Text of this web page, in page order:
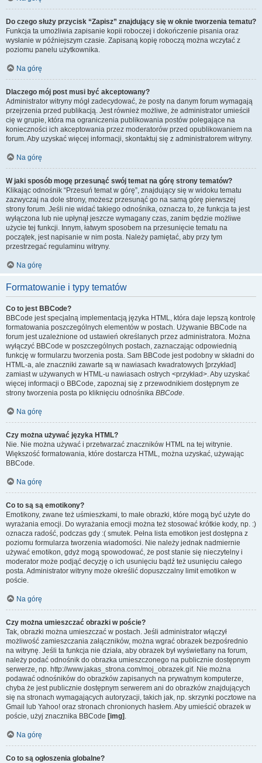
Do czego służy przycisk “Zapisz” znajdujący się w oknie tworzenia tematu?
Funkcja ta umożliwia zapisanie kopii roboczej i dokończenie pisania oraz
wysłanie w późniejszym czasie. Zapisaną kopię roboczą można wczytać z
poziomu panelu użytkownika.
Na górę
Dlaczego mój post musi być akceptowany?
Administrator witryny mógł zadecydować, że posty na danym forum wymagają
przejrzenia przed publikacją. Jest również możliwe, że administrator umieścił
cię w grupie, która ma ograniczenia publikowania postów polegające na
konieczności ich akceptowania przez moderatorów przed opublikowaniem na
forum. Aby uzyskać więcej informacji, skontaktuj się z administratorem witryny.
Na górę
W jaki sposób mogę przesunąć swój temat na górę strony tematów?
Klikając odnośnik “Przesuń temat w górę”, znajdujący się w widoku tematu
zazwyczaj na dole strony, możesz przesunąć go na samą górę pierwszej
strony forum. Jeśli nie widać takiego odnośnika, oznacza to, że funkcja ta jest
wyłączona lub nie upłynął jeszcze wymagany czas, zanim będzie możliwe
użycie tej funkcji. Innym, łatwym sposobem na przesunięcie tematu na
początek, jest napisanie w nim posta. Należy pamiętać, aby przy tym
przestrzegać regulaminu witryny.
Na górę
Formatowanie i typy tematów
Co to jest BBCode?
BBCode jest specjalną implementacją języka HTML, która daje lepszą kontrolę
formatowania poszczególnych elementów w postach. Używanie BBCode na
forum jest uzależnione od ustawień określanych przez administratora. Można
wyłączyć BBCode w poszczególnych postach, zaznaczając odpowiednią
funkcję w formularzu tworzenia posta. Sam BBCode jest podobny w składni do
HTML-a, ale znaczniki zawarte są w nawiasach kwadratowych [przykład]
zamiast w używanych w HTML-u nawiasach ostrych <przykład>. Aby uzyskać
więcej informacji o BBCode, zapoznaj się z przewodnikiem dostępnym ze
strony tworzenia posta po kliknięciu odnośnika BBCode.
Na górę
Czy można używać języka HTML?
Nie. Nie można używać i przetwarzać znaczników HTML na tej witrynie.
Większość formatowania, które dostarcza HTML, można uzyskać, używając
BBCode.
Na górę
Co to są są emotikony?
Emotikony, zwane też uśmieszkami, to małe obrazki, które mogą być użyte do
wyrażania emocji. Do wyrażania emocji można też stosować krótkie kody, np. :)
oznacza radość, podczas gdy :( smutek. Pełna lista emotikon jest dostępna z
poziomu formularza tworzenia wiadomości. Nie należy jednak nadmiernie
używać emotikon, gdyż mogą spowodować, że post stanie się nieczytelny i
moderator może podjąć decyzję o ich usunięciu bądź też usunięciu całego
posta. Administrator witryny może określić dopuszczalny limit emotikon w
poście.
Na górę
Czy można umieszczać obrazki w poście?
Tak, obrazki można umieszczać w postach. Jeśli administrator włączył
możliwość zamieszczania załączników, można wgrać obrazek bezpośrednio
na witrynę. Jeśli ta funkcja nie działa, aby obrazek był wyświetlany na forum,
należy podać odnośnik do obrazka umieszczonego na publicznie dostępnym
serwerze, np. http://www.jakas_strona.com/moj_obrazek.gif. Nie można
podawać odnośników do obrazków zapisanych na prywatnym komputerze,
chyba że jest publicznie dostępnym serwerem ani do obrazków znajdujących
się na stronach wymagających autoryzacji, takich jak, np. skrzynki pocztowe na
Gmail lub Yahoo! oraz stronach chronionych hasłem. Aby umieścić obrazek w
poście, użyj znacznika BBCode [img] .
Na górę
Co to są ogłoszenia globalne?